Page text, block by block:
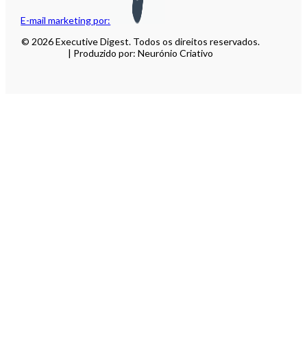
E-mail marketing por:
© 2026 Executive Digest. Todos os direitos reservados.
| Produzido por: Neurónio Criativo